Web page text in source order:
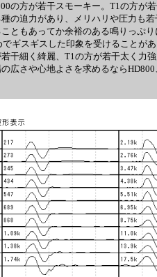
の方が若干スモーキー。T1の方
の迫力があり、メリハリや圧力も
ともあってか余裕のある鳴りっぷ
ギスギスした印象を受けることが
干細く綺麗、T1の方が若干太く力
広さや心地よさを求めるなら